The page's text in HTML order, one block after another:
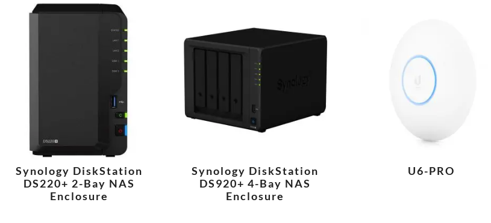
Synology DiskStation
DS220+ 2-Bay NAS
Enclosure
Synology DiskStation
DS920+ 4-Bay NAS
Enclosure
U6-PRO